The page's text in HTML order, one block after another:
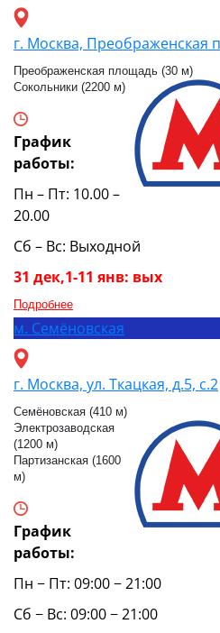
г. Москва, Преображенская
Преображенская площадь (30 м)
Сокольники (2200 м)
График
работы:
Пн – Пт: 10.00 –
20.00
Сб – Вс: Выходной
31 дек,1-11 янв: вых
Подробнее
м. Семёновская
г. Москва, ул. Ткацкая, д.5, с.2
Семёновская (410 м)
Электрозаводская
(1200 м)
Партизанская (1600
м)
График
работы:
Пн − Пт: 09:00 − 21:00
Сб − Вс: 09:00 − 21:00